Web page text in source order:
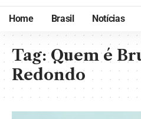
Home Brasil Notícias
Tag:Quem é
Redondo